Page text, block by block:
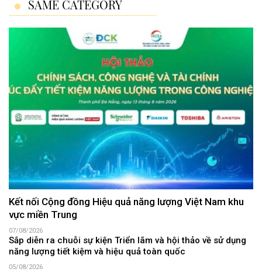
SAME CATEGORY
Kết nối Cộng đồng Hiệu quả năng lượng Việt Nam khu
vực miền Trung
07/08/2026
Sắp diễn ra chuỗi sự kiện Triển lãm và hội thảo về sử dụng
năng lượng tiết kiệm và hiệu quả toàn quốc
05/08/2026